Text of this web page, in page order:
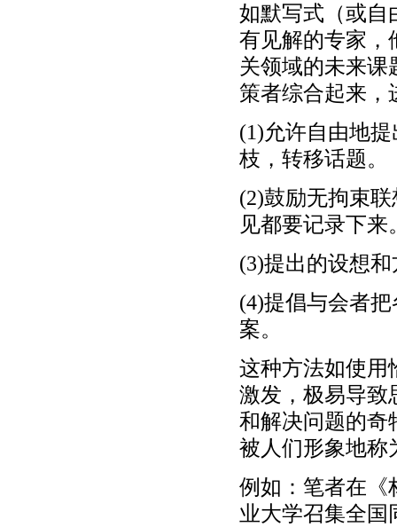
如默写式（或自
有见解的专家，
关领域的未来
策者综合起来，
(1)允许自由地
枝，转移话题。
(2)鼓励无拘束
见都要记录下来
(3)提出的设想
(4)提倡与会者
案。
这种方法如使用
激发，极易导致
和解决问题的奇
被人们形象地称
例如：笔者在《
业大学召集全国